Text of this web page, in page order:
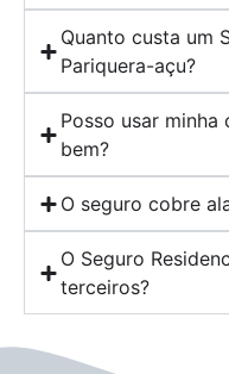
Quanto custa um
Pariquera-açu?
Posso usar
bem?
O seguro cobre
O Seguro
terceiros?